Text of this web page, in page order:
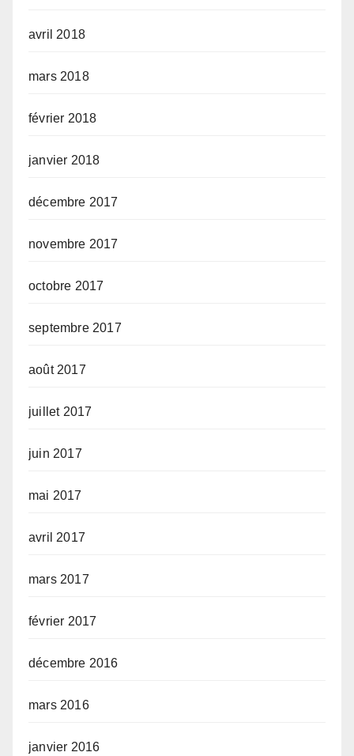
avril 2018
mars 2018
février 2018
janvier 2018
décembre 2017
novembre 2017
octobre 2017
septembre 2017
août 2017
juillet 2017
juin 2017
mai 2017
avril 2017
mars 2017
février 2017
décembre 2016
mars 2016
janvier 2016